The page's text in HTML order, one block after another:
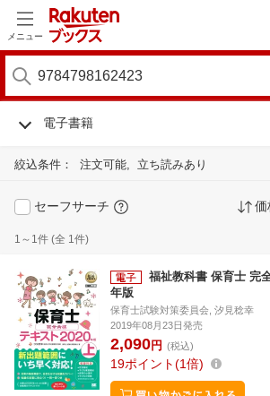
メニュー
電子書籍
絞込条件： 注文可能 立ち読みあり
セーフサーチ 価
1～1件 (全 1件)
福祉教科書 保育士 完
年版
保育士試験対策委員会, 汐見稔幸
2019年08月23日発売
2,090円 (税込)
19ポイント 1倍